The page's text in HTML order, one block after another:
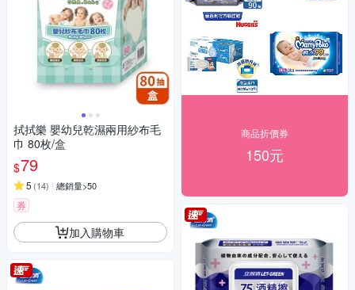
拭拭樂 嬰幼兒乾濕兩用紗布毛
巾 80枚/盒
$79
5 (14) 總銷量>50
券
加入購物車
商品折價券
150元